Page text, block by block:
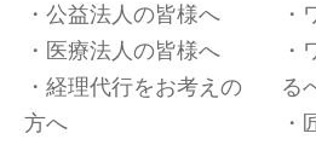
公益法人の皆様へ
医療法人の皆様へ
経理代行をお考えの
方へ
る